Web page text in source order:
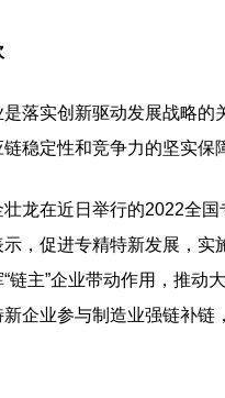
实创新驱动发展战略的
稳定性和竞争力的坚实保
在近日举行的2022全国
，促进专精特新发展，实
链主”企业带动作用，推动
企业参与制造业强链补链